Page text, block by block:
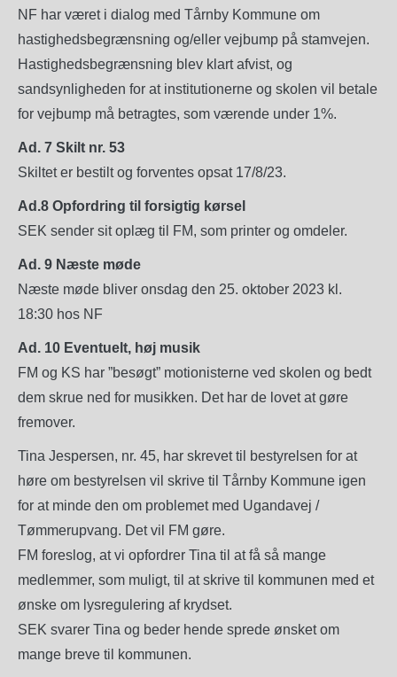
NF har været i dialog med Tårnby Kommune om
hastighedsbegrænsning og/eller vejbump på stamvejen.
Hastighedsbegrænsning blev klart afvist, og
sandsynligheden for at institutionerne og skolen vil betale
for vejbump må betragtes, som værende under 1%.
Ad. 7 Skilt nr. 53
Skiltet er bestilt og forventes opsat 17/8/23.
Ad.8 Opfordring til forsigtig kørsel
SEK sender sit oplæg til FM, som printer og omdeler.
Ad. 9 Næste møde
Næste møde bliver onsdag den 25. oktober 2023 kl.
18:30 hos NF
Ad. 10 Eventuelt, høj musik
FM og KS har ”besøgt” motionisterne ved skolen og bedt
dem skrue ned for musikken. Det har de lovet at gøre
fremover.
Tina Jespersen, nr. 45, har skrevet til bestyrelsen for at
høre om bestyrelsen vil skrive til Tårnby Kommune igen
for at minde den om problemet med Ugandavej /
Tømmerupvang. Det vil FM gøre.
FM foreslog, at vi opfordrer Tina til at få så mange
medlemmer, som muligt, til at skrive til kommunen med et
ønske om lysregulering af krydset.
SEK svarer Tina og beder hende sprede ønsket om
mange breve til kommunen.